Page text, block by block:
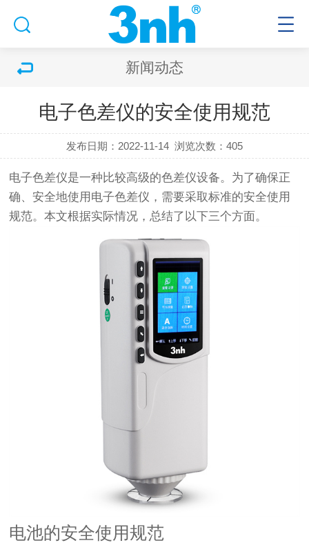
新闻动态
电子色差仪的安全使用规范
发布日期：2022-11-14 浏览次数：405
电子色差仪是一种比较高级的色差仪设备。为了确保正
确、安全地使用电子色差仪，需要采取标准的安全使用
规范。本文根据实际情况，总结了以下三个方面。
电池的安全使用规范